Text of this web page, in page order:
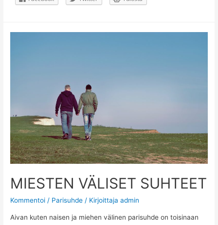
MIESTEN VÄLISET SUHTEET
Kommentoi / Parisuhde / Kirjoittajaadmin
Aivan kuten naisen ja miehen välinen parisuhde on toisinaan